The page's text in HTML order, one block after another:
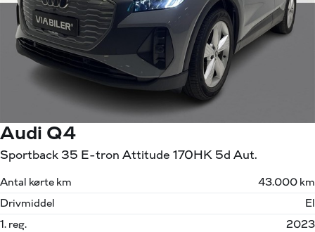
Audi Q4
Sportback 35 E-tron Attitude 170HK 5d Aut.
Antal kørte km
43.000 km
Drivmiddel
El
1. reg.
2023